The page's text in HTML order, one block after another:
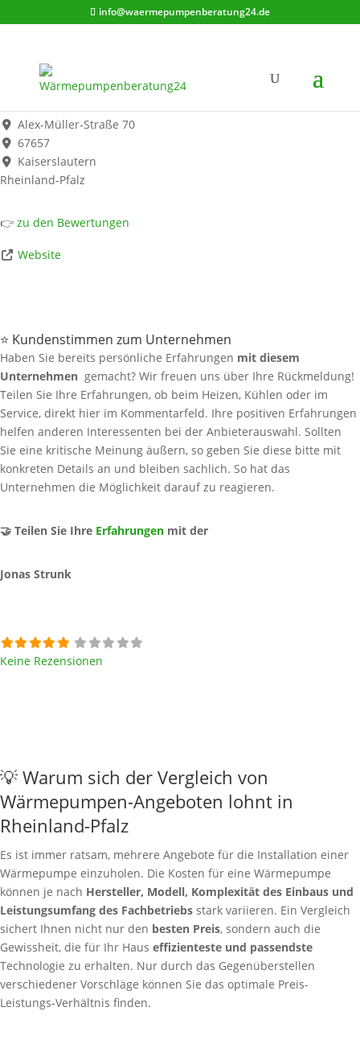
info@waermepumpenberatung24.de
Jonas Strunk
Werbung*
Alex-Müller-Straße 70
67657
Kaiserslautern
Rheinland-Pfalz
👉 zu den Bewertungen
Website
⭐ Kundenstimmen zum Unternehmen
Haben Sie bereits persönliche Erfahrungen mit diesem
Unternehmen gemacht? Wir freuen uns über Ihre Rückmeldung!
Teilen Sie Ihre Erfahrungen, ob beim Heizen, Kühlen oder im
Service, direkt hier im Kommentarfeld. Ihre positiven Erfahrungen
helfen anderen Interessenten bei der Anbieterauswahl. Sollten
Sie eine kritische Meinung äußern, so geben Sie diese bitte mit
konkreten Details an und bleiben sachlich. So hat das
Unternehmen die Möglichkeit darauf zu reagieren.
🤝 Teilen Sie Ihre Erfahrungen mit der
Jonas Strunk
Keine Rezensionen
💡 Warum sich der Vergleich von
Wärmepumpen-Angeboten lohnt in
Rheinland-Pfalz
Es ist immer ratsam, mehrere Angebote für die Installation einer
Wärmepumpe einzuholen. Die Kosten für eine Wärmepumpe
können je nach Hersteller, Modell, Komplexität des Einbaus und
Leistungsumfang des Fachbetriebs stark variieren. Ein Vergleich
sichert Ihnen nicht nur den besten Preis, sondern auch die
Gewissheit, die für Ihr Haus effizienteste und passendste
Technologie zu erhalten. Nur durch das Gegenüberstellen
verschiedener Vorschläge können Sie das optimale Preis-
Leistungs-Verhältnis finden.